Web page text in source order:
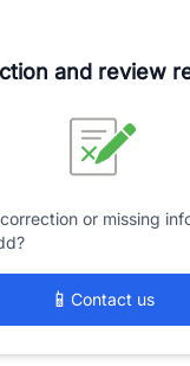
and review
or missing
📱 Contact us